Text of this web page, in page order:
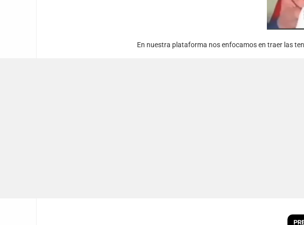
En nuestra plataforma nos enfocamos en traer las